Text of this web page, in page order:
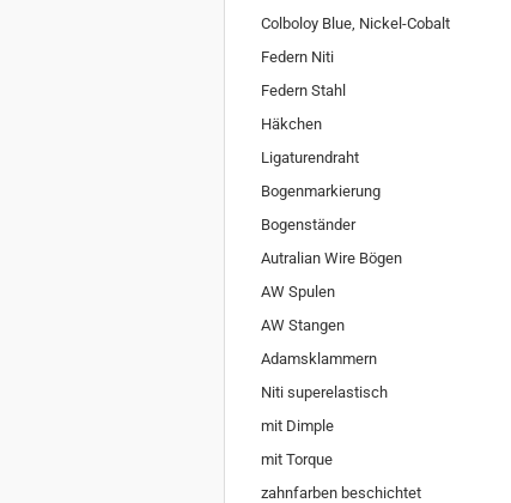
Colboloy Blue, Nickel-Cobalt
Federn Niti
Federn Stahl
Häkchen
Ligaturendraht
Bogenmarkierung
Bogenständer
Autralian Wire Bögen
AW Spulen
AW Stangen
Adamsklammern
Niti superelastisch
mit Dimple
mit Torque
zahnfarben beschichtet